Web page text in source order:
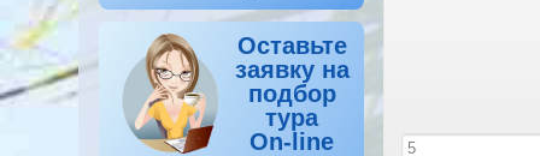
Оставьте
заявку на
подбор
тура
On-line